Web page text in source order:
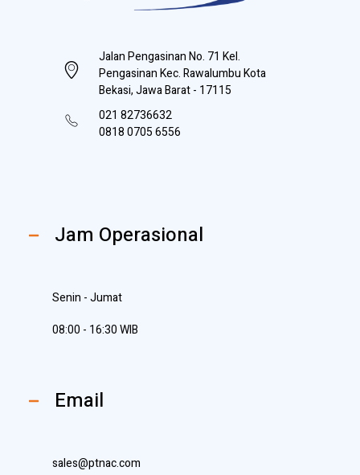
Jalan Pengasinan No. 71 Kel.
Pengasinan Kec. Rawalumbu Kota
Bekasi, Jawa Barat - 17115
021 82736632
0818 0705 6556
Jam Operasional
Senin - Jumat
08:00 - 16:30 WIB
Email
sales@ptnac.com